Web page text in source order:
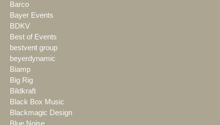
Barco
Bayer Events
BDKV
Best of Events
bestvent group
beyerdynamic
Biamp
Big Rig
Bildkraft
Black Box Music
Blackmagic Design